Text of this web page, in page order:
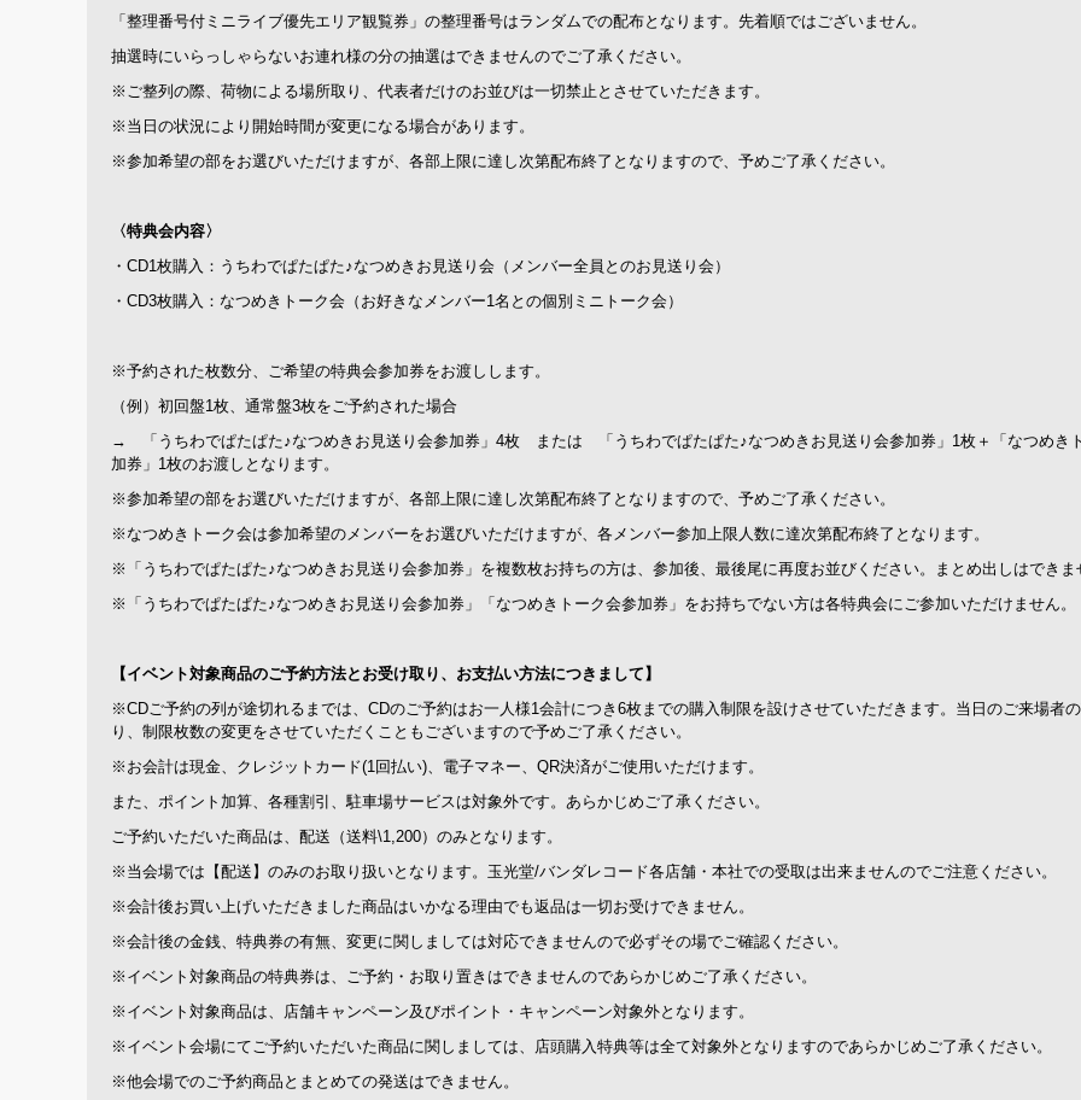
「整理番号付ミニライブ優先エリア観覧券」の整理番号はランダムでの配布となります。先着順ではございません。
抽選時にいらっしゃらないお連れ様の分の抽選はできませんのでご了承ください。
※ご整列の際、荷物による場所取り、代表者だけのお並びは一切禁止とさせていただきます。
※当日の状況により開始時間が変更になる場合があります。
※参加希望の部をお選びいただけますが、各部上限に達し次第配布終了となりますので、予めご了承ください。
〈特典会内容〉
・CD1枚購入：うちわでぱたぱた♪なつめきお見送り会（メンバー全員とのお見送り会）
・CD3枚購入：なつめきトーク会（お好きなメンバー1名との個別ミニトーク会）
※予約された枚数分、ご希望の特典会参加券をお渡しします。
（例）初回盤1枚、通常盤3枚をご予約された場合
→ 「うちわでぱたぱた♪なつめきお見送り会参加券」4枚 または 「うちわでぱたぱた♪なつめきお見送り会参加券」1枚＋「なつめき
加券」1枚のお渡しとなります。
※参加希望の部をお選びいただけますが、各部上限に達し次第配布終了となりますので、予めご了承ください。
※なつめきトーク会は参加希望のメンバーをお選びいただけますが、各メンバー参加上限人数に達次第配布終了となります。
※「うちわでぱたぱた♪なつめきお見送り会参加券」を複数枚お持ちの方は、参加後、最後尾に再度お並びください。まとめ出しはできま
※「うちわでぱたぱた♪なつめきお見送り会参加券」「なつめきトーク会参加券」をお持ちでない方は各特典会にご参加いただけません。
【イベント対象商品のご予約方法とお受け取り、お支払い方法につきまして】
※CDご予約の列が途切れるまでは、CDのご予約はお一人様1会計につき6枚までの購入制限を設けさせていただきます。当日のご来場者
り、制限枚数の変更をさせていただくこともございますので予めご了承ください。
※お会計は現金、クレジットカード(1回払い)、電子マネー、QR決済がご使用いただけます。
また、ポイント加算、各種割引、駐車場サービスは対象外です。あらかじめご了承ください。
ご予約いただいた商品は、配送（送料\1,200）のみとなります。
※当会場では【配送】のみのお取り扱いとなります。玉光堂/バンダレコード各店舗・本社での受取は出来ませんのでご注意ください。
※会計後お買い上げいただきました商品はいかなる理由でも返品は一切お受けできません。
※会計後の金銭、特典券の有無、変更に関しましては対応できませんので必ずその場でご確認ください。
※イベント対象商品の特典券は、ご予約・お取り置きはできませんのであらかじめご了承ください。
※イベント対象商品は、店舗キャンペーン及びポイント・キャンペーン対象外となります。
※イベント会場にてご予約いただいた商品に関しましては、店頭購入特典等は全て対象外となりますのであらかじめご了承ください。
※他会場でのご予約商品とまとめての発送はできません。